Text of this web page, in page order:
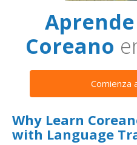
Coreano
Comienza
Why Learn
with Language